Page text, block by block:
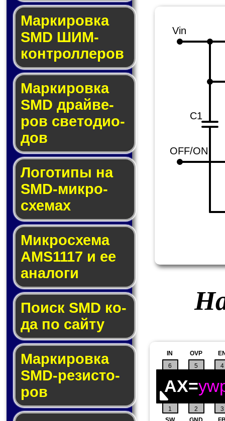
Маркировка
SMD ШИМ-
кон­трол­ле­ров
Маркировка
SMD драй­ве­
ров све­то­ди­о­
дов
Логотипы на
SMD-мик­ро­
схе­мах
Микросхема
AMS1117 и ее
ана­ло­ги
Поиск SMD ко­
да по сай­ту
Маркировка
SMD-ре­зис­то­
ров
Vin
C1
OFF/ON
1 2 3
4
OVP
5
6
IN
AX=